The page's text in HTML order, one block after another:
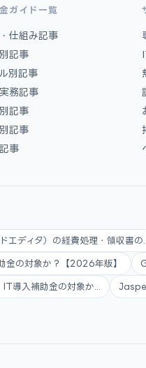
ガイド一覧
仕組み記事
記事
別記事
務記事
記事
記事
事
エディタ）の経費処理・領収書の...
金の対象か？【2026年版】
導入補助金の対象か...